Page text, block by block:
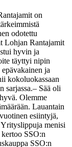
on
odotettu
Lohjan Rantajamit
hyvin ja
täyttyi nipin
ja
kokoluokassaan
sarjassa.– Sää oli
Olemme
Lauantain
esiintyjä,
menisi
SSO:n
SSO:n